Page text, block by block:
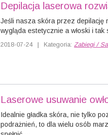
Depilacja laserowa
Jeśli nasza skóra przez depilację
wygląda estetycznie a włoski i
2018-07-24 | Kategoria:Zabiegi /
Laserowe usuwanie
Idealnie gładka skóra, nie tylko
podrażnień, to dla wielu osób